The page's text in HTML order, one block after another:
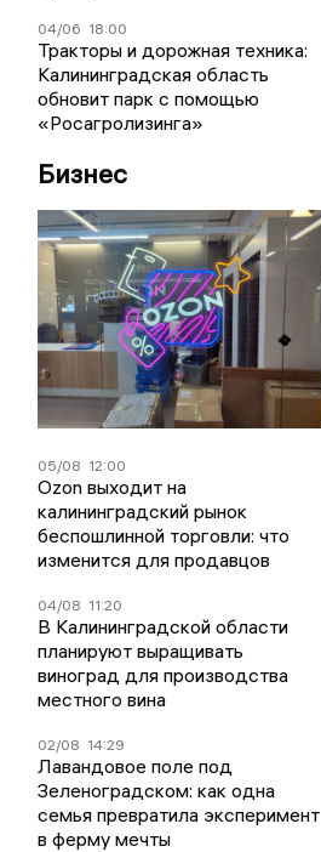
04/06 18:00
Тракторы и дорожная техника:
Калининградская область
обновит парк с помощью
«Росагролизинга»
Бизнес
05/08 12:00
Ozon выходит на
калининградский рынок
беспошлинной торговли: что
изменится для продавцов
04/08 11:20
В Калининградской области
планируют выращивать
виноград для производства
местного вина
02/08 14:29
Лавандовое поле под
Зеленоградском: как одна
семья превратила эксперимент
в ферму мечты